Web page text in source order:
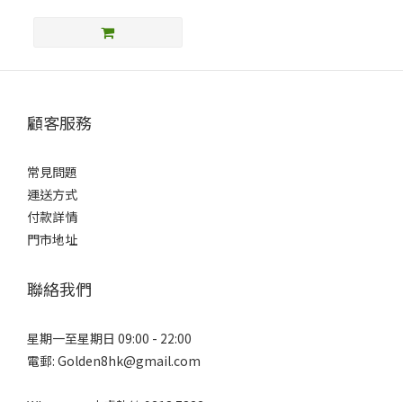
顧客服務
常見問題
運送方式
付款詳情
門市地址
聯絡我們
星期一至星期日 09:00 - 22:00
電郵: Golden8hk@gmail.com